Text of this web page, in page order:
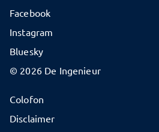
© 2026 De Ingenieur
Colofon
Disclaimer
Facebook
Instagram
Bluesky